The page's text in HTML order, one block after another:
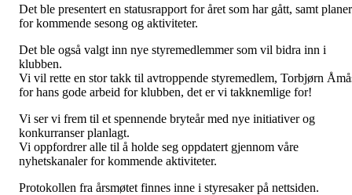
Det ble presentert en statusrapport for året som har gått, samt planer
for kommende sesong og aktiviteter.
Det ble også valgt inn nye styremedlemmer som vil bidra inn i
klubben.
Vi vil rette en stor takk til avtroppende styremedlem, Torbjørn
for hans gode arbeid for klubben, det er vi takknemlige for!
Vi ser vi frem til et spennende bryteår med nye initiativer og
konkurranser planlagt.
Vi oppfordrer alle til å holde seg oppdatert gjennom våre
nyhetskanaler for kommende aktiviteter.
Protokollen fra årsmøtet finnes inne i styresaker på nettsiden.